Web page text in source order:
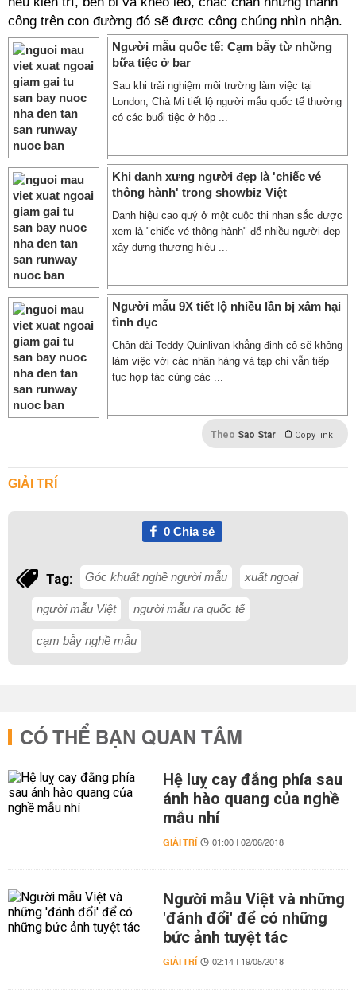
công trên con đường đó sẽ được công chúng nhìn nhận.
Người mẫu quốc tế: Cạm bẫy từ những
bữa tiệc ở bar
Sau khi trải nghiệm môi trường làm việc tại
London, Chà Mi tiết lộ người mẫu quốc tế thường
có các buổi tiệc ở hộp ...
Khi danh xưng người đẹp là 'chiếc vé
thông hành' trong showbiz Việt
Danh hiệu cao quý ở một cuộc thi nhan sắc được
xem là "chiếc vé thông hành" để nhiều người đẹp
xây dựng thương hiệu ...
Người mẫu 9X tiết lộ nhiều lần bị xâm hại
tình dục
Chân dài Teddy Quinlivan khẳng định cô sẽ không
làm việc với các nhãn hàng và tạp chí vẫn tiếp
tục hợp tác cùng các ...
Theo Sao Star Copy link
GIẢI TRÍ
0Chia sẻ
Tag: Góc khuất nghề người mẫu xuất ngoại
người mẫu Việt người mẫu ra quốc tế
cạm bẫy nghề mẫu
CÓ THỂ BẠN QUAN TÂM
Hệ luỵ cay đắng phía sau
ánh hào quang của nghề
mẫu nhí
GIẢI TRÍ 01:00 | 02/06/2018
Người mẫu Việt và những
'đánh đổi' để có những
bức ảnh tuyệt tác
GIẢI TRÍ 02:14 | 19/05/2018